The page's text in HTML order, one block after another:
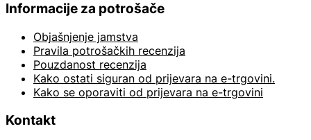
Informacije za potrošače
Objašnjenje jamstva
Pravila potrošačkih recenzija
Pouzdanost recenzija
Kako ostati siguran od prijevara na e-trgovini.
Kako se oporaviti od prijevara na e-trgovini
Kontakt